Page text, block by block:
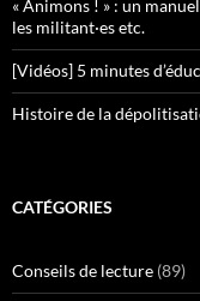
« Animons ! » : un
les militant·es etc.
[Vidéos] 5 minutes
Histoire de la
CATÉGORIES
Conseils de lecture (89)